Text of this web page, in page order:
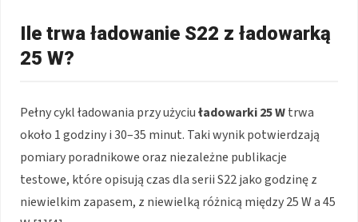
Ile trwa ładowanie S22 z ładowarką
25 W?
Pełny cykl ładowania przy użyciuładowarki 25 Wtrwa
około 1 godziny i 30–35 minut. Taki wynik potwierdzają
pomiary poradnikowe oraz niezależne publikacje
testowe, które opisują czas dla serii S22 jako godzinę z
niewielkim zapasem, z niewielką różnicą między 25 W a 45